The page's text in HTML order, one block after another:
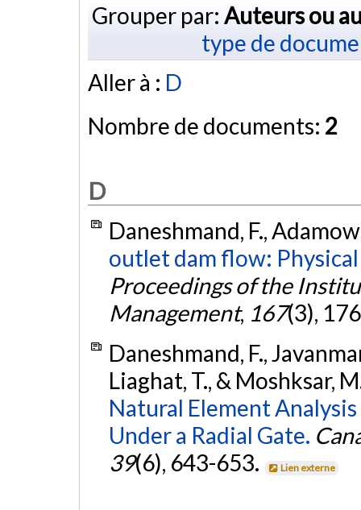
Grouper par: Auteurs ou
type de
Aller à : D
Nombre de documents: 2
D
Daneshmand, F.,
outlet dam flow:
Proceedings of the
Management, 167(3),
Daneshmand, F.,
Liaghat, T., & Moshksar,
Natural Element
Under a Radial Gate.
39(6), 643-653. Lien externe